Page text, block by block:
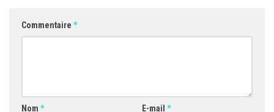
Commentaire *
Nom * E-mail *